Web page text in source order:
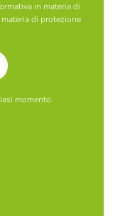
in materia di
di protezione
momento.